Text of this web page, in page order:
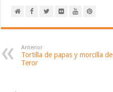
Anterior
Tortilla de papas y morcilla de
Teror